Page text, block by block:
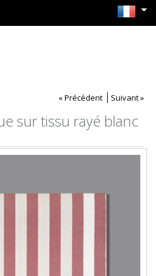
« Précédent Suivant »
sur tissu rayé blanc